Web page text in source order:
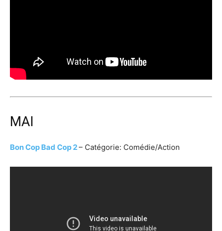
MAI
Bon Cop Bad Cop 2– Catégorie: Comédie/Action